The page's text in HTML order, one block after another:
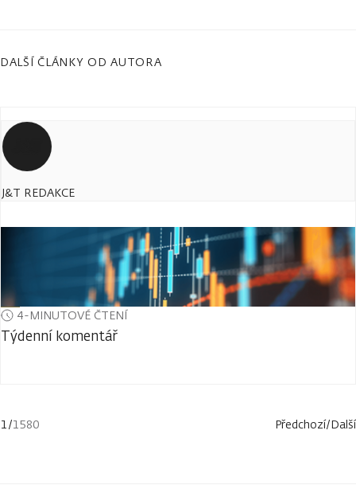
DALŠÍ ČLÁNKY OD AUTORA
J&T REDAKCE
4-MINUTOVÉ ČTENÍ
Týdenní komentář
1 /1580 Předchozí/Další